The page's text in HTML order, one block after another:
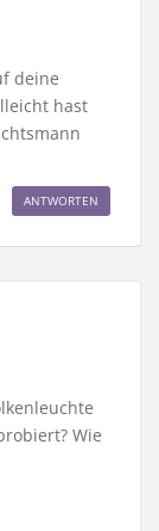
deine
hast
ANTWORTEN
Wie